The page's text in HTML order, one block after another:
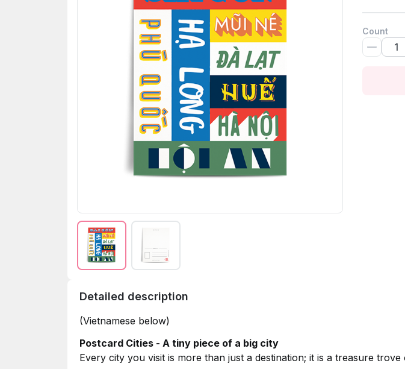
Count
Detailed description
(Vietnamese below)
Postcard Cities - A tiny piece of a big city
Every city you visit is more than just a destination; it is a treasure